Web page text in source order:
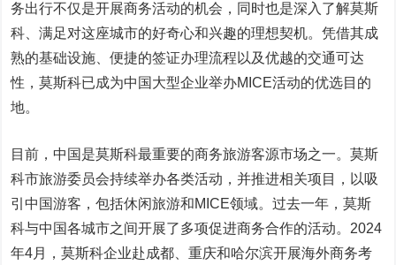
务出行不仅是开展商务活动的机会，同时也是深入了解莫斯
科、满足对这座城市的好奇心和兴趣的理想契机。凭借其成
熟的基础设施、便捷的签证办理流程以及优越的交通可达
性，莫斯科已成为中国大型企业举办MICE活动的优选目的
地。
目前，中国是莫斯科最重要的商务旅游客源市场之一。莫斯
科市旅游委员会持续举办各类活动，并推进相关项目，以吸
引中国游客，包括休闲旅游和MICE领域。过去一年，莫斯
科与中国各城市之间开展了多项促进商务合作的活动。2024
年4月，莫斯科企业赴成都、重庆和哈尔滨开展海外商务考